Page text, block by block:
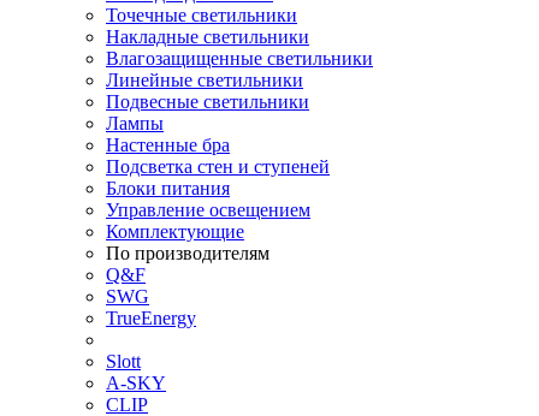
Точечные светильники
Накладные светильники
Влагозащищенные светильники
Линейные светильники
Подвесные светильники
Лампы
Настенные бра
Подсветка стен и ступеней
Блоки питания
Управление освещением
Комплектующие
По производителям
Q&F
SWG
TrueEnergy
Slott
A-SKY
CLIP